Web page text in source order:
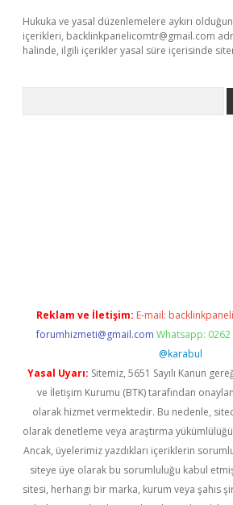
Hukuka ve yasal düzenlemelere aykırı
içerikleri, backlinkpanelicomtr@gmail.com
halinde, ilgili içerikler yasal süre içerisinde
Reklam ve İletişim: E-mail:
forumhizmeti@gmail.com Whatsapp: 0262
@karabul
Yasal Uyarı: Sitemiz, 5651 Sayılı Kanun
ve İletişim Kurumu (BTK) tarafından
olarak hizmet vermektedir. Bu nedenle,
olarak denetleme veya araştırma
Ancak, üyelerimiz yazdıkları içeriklerin
siteye üye olarak bu sorumluluğu kabul
sitesi, herhangi bir marka, kurum veya şahıs